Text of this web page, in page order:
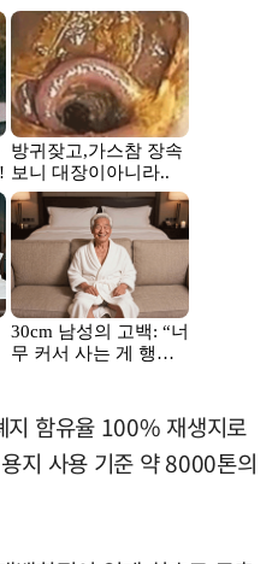
지 함유율 100% 재생지로
지 사용 기준 약 8000톤의